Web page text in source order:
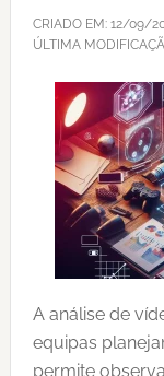
CRIADO EM: 12/09/
ÚLTIMA
A análise de
equipas
permite